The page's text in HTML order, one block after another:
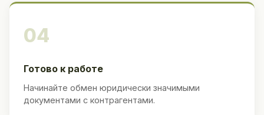
04
Готово к работе
Начинайте обмен юридически значимыми
документами с контрагентами.